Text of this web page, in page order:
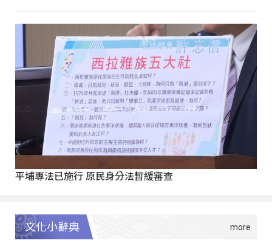
平埔專法已施行 原民身分法暫緩審查
文化小辭典